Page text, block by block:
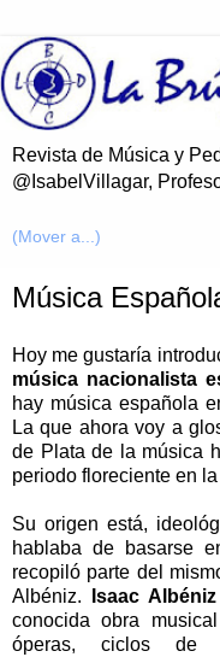
Revista de Música y
@IsabelVillagar,
Música
Hoy me gustaría
música nacionalista
hay música española
La que ahora voy a
de Plata de la música
periodo floreciente en
Su origen está,
hablaba de basarse
recopiló parte del
Albéniz.
Isaac Albéniz
conocida obra
óperas, ciclos de